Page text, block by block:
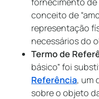
conceito de
representação
necessários do
Termo de
básico” foi
Referência, um
sobre o objeto